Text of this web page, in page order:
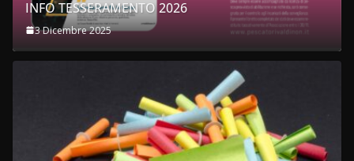
INFO TESSERAMENTO 2026
3 Dicembre 2025